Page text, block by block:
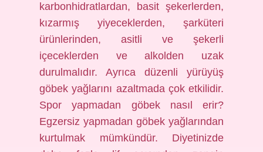
karbonhidratlardan, basit şekerlerden,
kızarmış yiyeceklerden, şarküteri
ürünlerinden, asitli ve şekerli
içeceklerden ve alkolden uzak
durulmalıdır. Ayrıca düzenli yürüyüş
göbek yağlarını azaltmada çok etkilidir.
Spor yapmadan göbek nasıl erir?
Egzersiz yapmadan göbek yağlarından
kurtulmak mümkündür. Diyetinizde